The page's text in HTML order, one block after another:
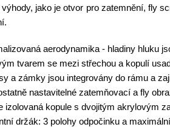
jako je otvor pro zatemnění, fly
aerodynamika - hladiny hluku
tvarem se mezi střechou a kopulí
a zámky jsou integrovány do rámu a
nastavitelné zatemňovací a fly
izolovaná kopule s dvojitým akrylovým
držák: 3 polohy odpočinku a